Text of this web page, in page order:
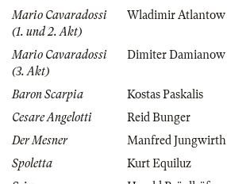
Mario Cavaradossi
(1. und 2. Akt)
Wladimir Atlantow
Mario Cavaradossi
(3. Akt)
Dimiter Damianow
Baron Scarpia
Kostas Paskalis
Cesare Angelotti
Reid Bunger
Der Mesner
Manfred Jungwirth
Spoletta
Kurt Equiluz